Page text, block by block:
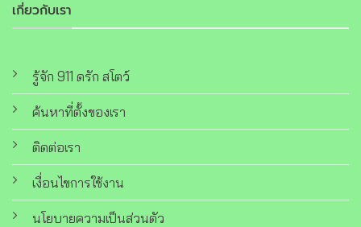
เกี่ยวกับเรา
รู้จัก 911 ดรัก สโตว์
ค้นหาที่ตั้งของเรา
ติดต่อเรา
เงื่อนไขการใช้งาน
นโยบายความเป็นส่วนตัว